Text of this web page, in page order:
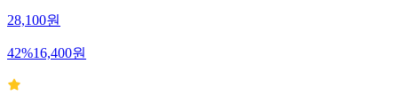
28,100원
42%16,400원